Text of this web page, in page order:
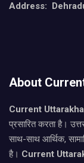
Address:
About
Current
प्रसारित करता है।
साथ-साथ आर्थिक,
है। Current